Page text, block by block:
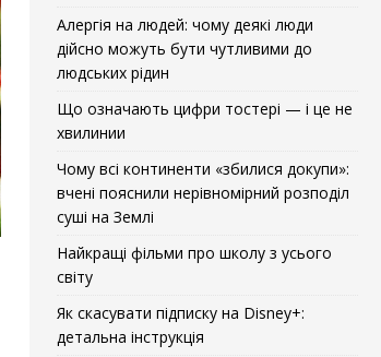
Алергія на людей: чому деякі люди
дійсно можуть бути чутливими до
людських рідин
Що означають цифри тостері — і це не
хвилинии
Чому всі континенти «збилися докупи»:
вчені пояснили нерівномірний розподіл
суші на Землі
Найкращі фільми про школу з усього
світу
Як скасувати підписку на Disney+:
детальна інструкція